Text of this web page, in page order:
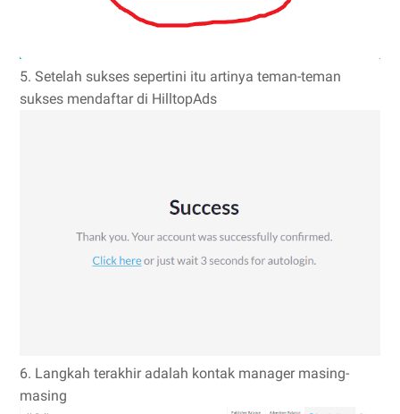
5. Setelah sukses sepertini itu artinya teman-teman
sukses mendaftar di HilltopAds
6. Langkah terakhir adalah kontak manager masing-
masing